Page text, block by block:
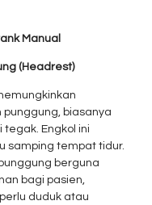
Manual
(Headrest)
biasanya
tegak. Engkol ini
samping tempat tidur.
berguna
bagi pasien,
duduk atau